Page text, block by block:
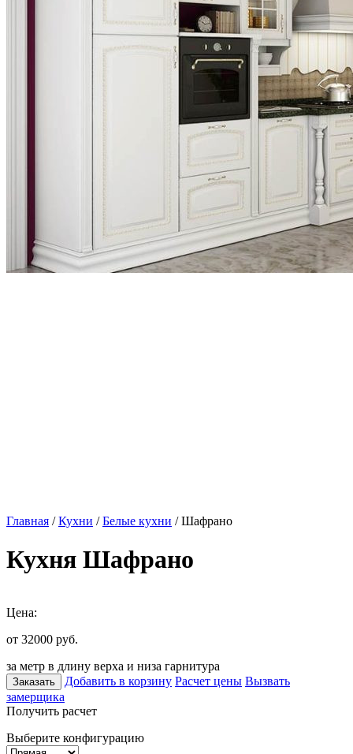
Главная /Кухни /Белые кухни / Шафрано
Кухня Шафрано
Цена:
от 32000 руб.
за метр в длину верха и низа гарнитура
Заказать Добавить в корзину Расчет цены Вызвать
замерщика
Получить расчет
Выберите конфигурацию